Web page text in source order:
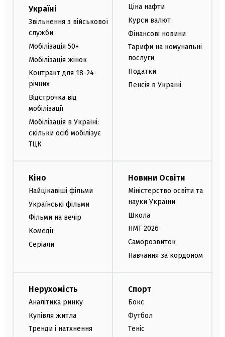
Україні
Звільнення з військової
служби
Мобілізація 50+
Мобілізація жінок
Контракт для 18-24-
річних
Відстрочка від
мобілізації
Мобілізація в Україні:
скільки осіб мобілізує
ТЦК
Ціна нафти
Курси валют
Фінансові новини
Тарифи на комунальні
послуги
Податки
Пенсія в Україні
Кіно
Найцікавіші фільми
Українські фільми
Фільми на вечір
Комедії
Серіали
Новини Освіти
Міністерство освіти та
науки України
Школа
НМТ 2026
Саморозвиток
Навчання за кордоном
Нерухомість
Аналітика ринку
Купівля житла
Тренди і натхнення
Спорт
Бокс
Футбол
Теніс